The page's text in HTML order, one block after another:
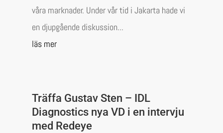
våra marknader. Under vår tid i Jakarta hade vi
en djupgående diskussion...
läs mer
Träffa Gustav Sten – IDL
Diagnostics nya VD i en intervju
med Redeye